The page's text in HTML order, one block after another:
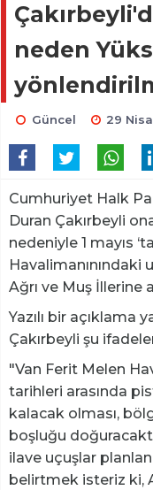
neden
Güncel 29
Cumhuriyet Halk
Duran Çakırbeyli
nedeniyle 1 mayıs
Havalimanınındaki
Ağrı ve Muş İllerine
Yazılı bir açıklama
Çakırbeyli şu
"Van Ferit Melen
tarihleri arasında
kalacak olması,
boşluğu
ilave uçuşlar
belirtmek isteriz ki,